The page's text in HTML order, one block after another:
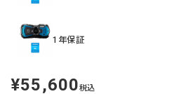
1年保証
定
価
¥55,600税込